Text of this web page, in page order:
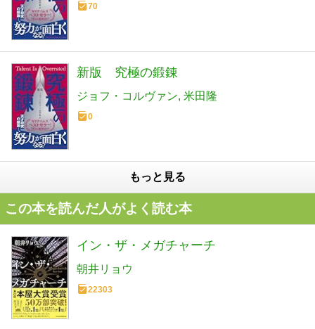
70
新版 究極の鍛錬
ジョフ・コルヴァン 米田隆
0
もっと見る
この本を読んだ人がよく読む本
イン・ザ・メガチャーチ
朝井リョウ
22303